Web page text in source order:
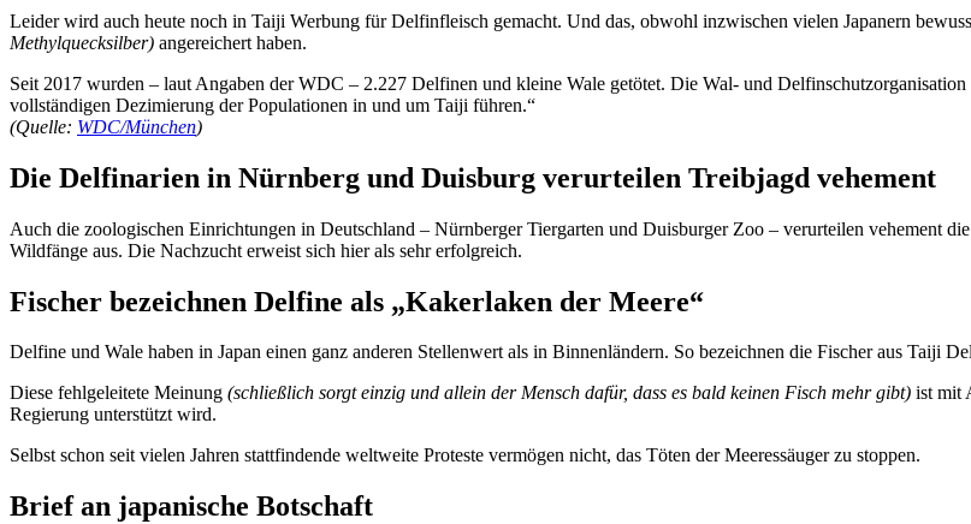
Leider wird auch heute noch in Taiji Werbung für Delfinfleisch gemacht. Und das, obwohl inzwischen vielen Japanern
Methylquecksilber) angereichert haben.
Seit 2017 wurden – laut Angaben der WDC – 2.227 Delfinen und kleine Wale getötet. Die Wal- und
vollständigen Dezimierung der Populationen in und um Taiji führen.“
(Quelle: WDC/München)
Die Delfinarien in Nürnberg und Duisburg verurteilen Treibjagd vehement
Auch die zoologischen Einrichtungen in Deutschland – Nürnberger Tiergarten und Duisburger Zoo – verurteilen vehement
Wildfänge aus. Die Nachzucht erweist sich hier als sehr erfolgreich.
Fischer bezeichnen Delfine als „Kakerlaken der Meere“
Delfine und Wale haben in Japan einen ganz anderen Stellenwert als in Binnenländern. So bezeichnen die Fischer aus Taiji
Diese fehlgeleitete Meinung (schließlich sorgt einzig und allein der Mensch dafür, dass es bald keinen Fisch mehr gibt) ist mit
Regierung unterstützt wird.
Selbst schon seit vielen Jahren stattfindende weltweite Proteste vermögen nicht, das Töten der Meeressäuger zu stoppen.
Brief an japanische Botschaft